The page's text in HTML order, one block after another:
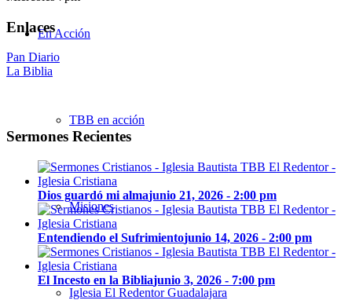
En Acción
TBB en acción
Misiones
Iglesia El Redentor Guadalajara
Enlaces
Pan Diario
La Biblia
Sermones Recientes
Dios guardó mi almajunio 21, 2026 - 2:00 pm
Entendiendo el Sufrimientojunio 14, 2026 - 2:00 pm
El Incesto en la Bibliajunio 3, 2026 - 7:00 pm